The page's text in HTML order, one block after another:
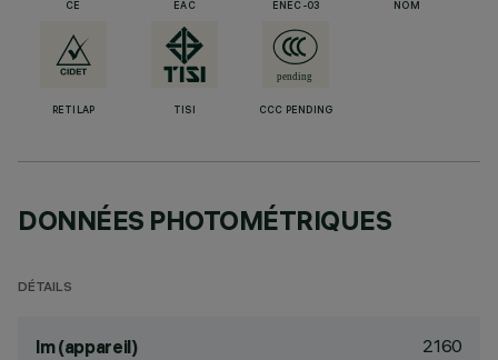
CE EAC ENEC-03 NOM
RETILAP TISI CCC PENDING
DONNÉES PHOTOMÉTRIQUES
DÉTAILS
lm (appareil) 2160